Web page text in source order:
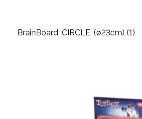
BrainBoard, CIRCLE, (ø23cm) (1)